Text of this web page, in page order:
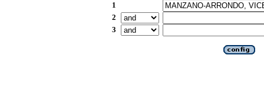
1
2
3